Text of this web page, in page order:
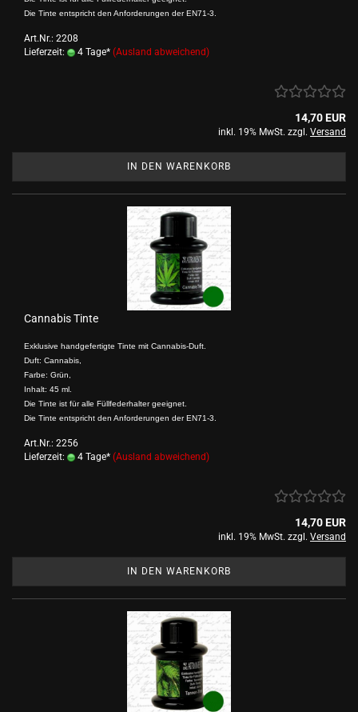
Die Tinte entspricht den Anforderungen der EN71-3.
Art.Nr.: 2208
Lieferzeit:
4 Tage* (Ausland abweichend)
14,70 EUR
inkl. 19% MwSt. zzgl. Versand
IN DEN WARENKORB
Cannabis Tinte
Exklusive handgefertigte Tinte mit Cannabis-Duft.
Duft: Cannabis,
Farbe: Grün,
Inhalt: 45 ml.
Die Tinte ist für alle Füllfederhalter geeignet.
Die Tinte entspricht den Anforderungen der EN71-3.
Art.Nr.: 2256
Lieferzeit:
4 Tage* (Ausland abweichend)
14,70 EUR
inkl. 19% MwSt. zzgl. Versand
IN DEN WARENKORB